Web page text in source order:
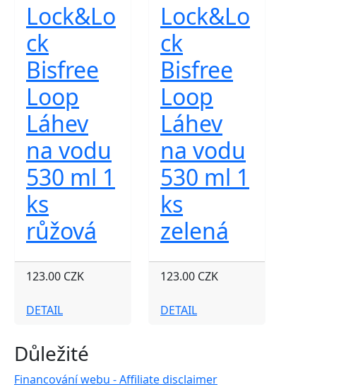
Lock&Lo
ck
Bisfree
Loop
Láhev
na vodu
530 ml 1
ks
růžová
123.00 CZK
DETAIL
Lock&Lo
ck
Bisfree
Loop
Láhev
na vodu
530 ml 1
ks
zelená
123.00 CZK
DETAIL
Důležité
Financování webu - Affiliate disclaimer